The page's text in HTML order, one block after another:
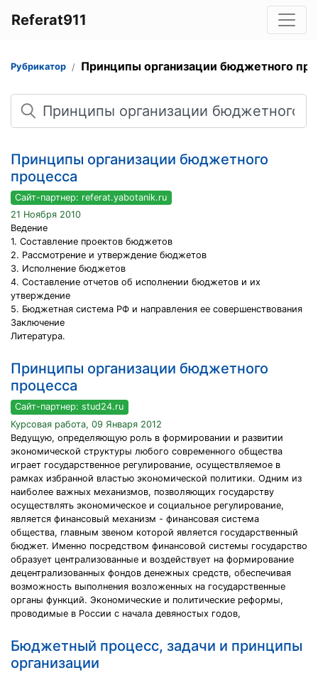
Referat911
Рубрикатор Принципы организации бюджетного
Поиск
Принципы организации бюджетного
процесса
Сайт-партнер: referat.yabotanik.ru
21 Ноября 2010
Ведение
1. Составление проектов бюджетов
2. Рассмотрение и утверждение бюджетов
3. Исполнение бюджетов
4. Составление отчетов об исполнении бюджетов и их
утверждение
5. Бюджетная система РФ и направления ее совершенствования
Заключение
Литература.
Принципы организации бюджетного
процесса
Сайт-партнер: stud24.ru
Курсовая работа, 09 Января 2012
Ведущую, определяющую роль в формировании и развитии
экономической структуры любого современного общества
играет государственное регулирование, осуществляемое в
рамках избранной властью экономической политики. Одним из
наиболее важных механизмов, позволяющих государству
осуществлять экономическое и социальное регулирование,
является финансовый механизм - финансовая система
общества, главным звеном которой является государственный
бюджет. Именно посредством финансовой системы государство
образует централизованные и воздействует на формирование
децентрализованных фондов денежных средств, обеспечивая
возможность выполнения возложенных на государственные
органы функций. Экономические и политические реформы,
проводимые в России с начала девяностых годов,
Бюджетный процесс, задачи и принципы
организации